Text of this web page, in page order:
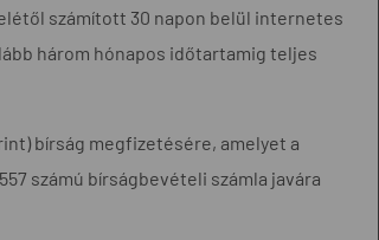
számított 30 napon belül internetes
három hónapos időtartamig teljes
bírság megfizetésére, amelyet a
számú bírságbevételi számla javára